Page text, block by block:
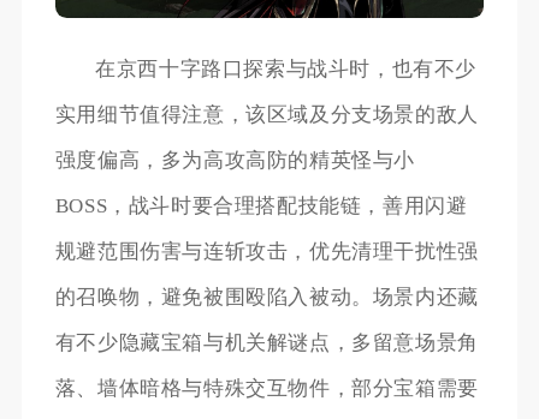
在京西十字路口探索与战斗时，也有不少
实用细节值得注意，该区域及分支场景的敌人
强度偏高，多为高攻高防的精英怪与小
BOSS，战斗时要合理搭配技能链，善用闪避
规避范围伤害与连斩攻击，优先清理干扰性强
的召唤物，避免被围殴陷入被动。场景内还藏
有不少隐藏宝箱与机关解谜点，多留意场景角
落、墙体暗格与特殊交互物件，部分宝箱需要